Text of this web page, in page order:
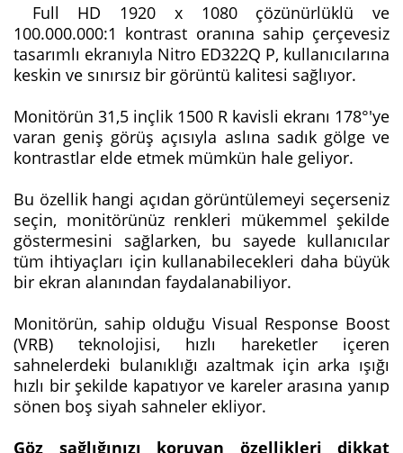
Full HD 1920 x 1080 çözünürlüklü ve
100.000.000:1 kontrast oranına sahip çerçevesiz
tasarımlı ekranıyla Nitro ED322Q P, kullanıcılarına
keskin ve sınırsız bir görüntü kalitesi sağlıyor.
Monitörün 31,5 inçlik 1500 R kavisli ekranı 178°'ye
varan geniş görüş açısıyla aslına sadık gölge ve
kontrastlar elde etmek mümkün hale geliyor.
Bu özellik hangi açıdan görüntülemeyi seçerseniz
seçin, monitörünüz renkleri mükemmel şekilde
göstermesini sağlarken, bu sayede kullanıcılar
tüm ihtiyaçları için kullanabilecekleri daha büyük
bir ekran alanından faydalanabiliyor.
Monitörün, sahip olduğu Visual Response Boost
(VRB) teknolojisi, hızlı hareketler içeren
sahnelerdeki bulanıklığı azaltmak için arka ışığı
hızlı bir şekilde kapatıyor ve kareler arasına yanıp
sönen boş siyah sahneler ekliyor.
Göz sağlığınızı koruyan özellikleri dikkat